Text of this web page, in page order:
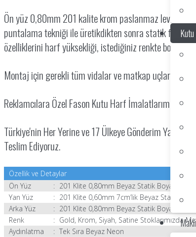
Ön yüz 0,80mm 201 kalite krom paslanmaz levha
puntalama tekniği ile üretikdikten sonra statik fırın
özelliklerini harf yüksekliği, istediğiniz renkte boyalı
Montaj için gerekli tüm vidalar ve matkap uçları
Reklamcılara Özel Fason Kutu Harf İmalatlarımızı
Türkiye'nin Her Yerine ve 17 Ülkeye Gönderim
Teslim Ediyoruz.
Özellik ve Detaylar
Ön Yüz
: 201 Klite 0,80mm Beyaz Statik Boyalı
Yan Yüz
: 201 Klite 0,60mm 7cm’lik Beyaz Statik
Arka Yüz
: 201 Klite 0,80mm Beyaz Statik Boyalı
Renk
: Gold, Krom, Siyah, Satine Stoklarımızda
Aydınlatma
: Tek Sıra Beyaz Neon